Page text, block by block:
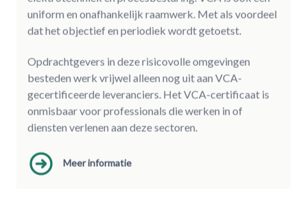
uniform en onafhankelijk raamwerk. Met als voordeel
dat het objectief en periodiek wordt getoetst.
Opdrachtgevers in deze risicovolle omgevingen
besteden werk vrijwel alleen nog uit aan VCA-
gecertificeerde leveranciers. Het VCA-certificaat is
onmisbaar voor professionals die werken in of
diensten verlenen aan deze sectoren.
Meer informatie